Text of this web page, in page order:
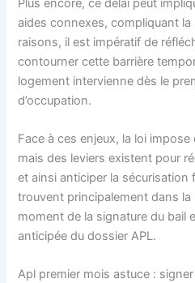
Plus encore, ce délai peut
aides connexes, compliquant
raisons, il est impératif de
contourner cette barrière
logement intervienne dès le
d’occupation.
Face à ces enjeux, la loi
mais des leviers existent pour
et ainsi anticiper la sécurisation
trouvent principalement dans
moment de la signature du bail
anticipée du dossier APL.
Apl premier mois astuce :